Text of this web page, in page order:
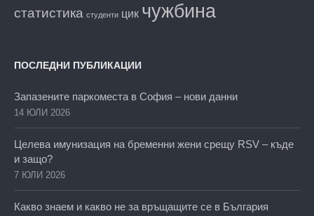
статистика студенти цик чужбина
ПОСЛЕДНИ ПУБЛИКАЦИИ
Запазените паркоместа в София – нови данни
14 ЮЛИ 2026
Целева имунизация на бременни жени срещу RSV – къде
и защо?
7 ЮЛИ 2026
Какво знаем и какво не за връщащите се в България